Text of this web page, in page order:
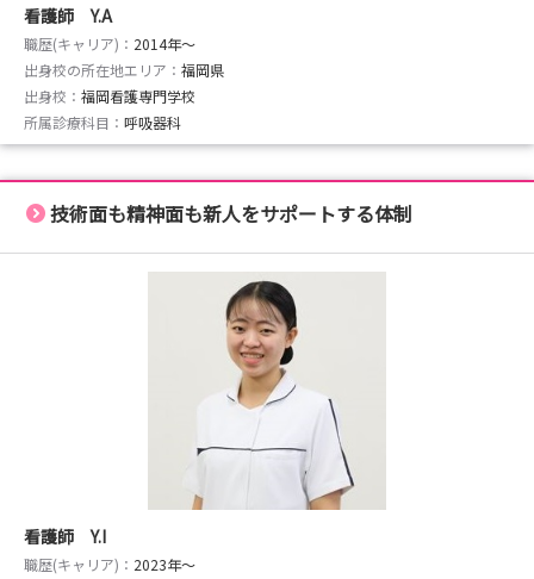
看護師 Y.A
職歴(キャリア)： 2014年〜
出身校の所在地エリア： 福岡県
出身校： 福岡看護専門学校
所属診療科目： 呼吸器科
技術面も精神面も新人をサポートする体制
看護師 Y.I
職歴(キャリア)： 2023年〜